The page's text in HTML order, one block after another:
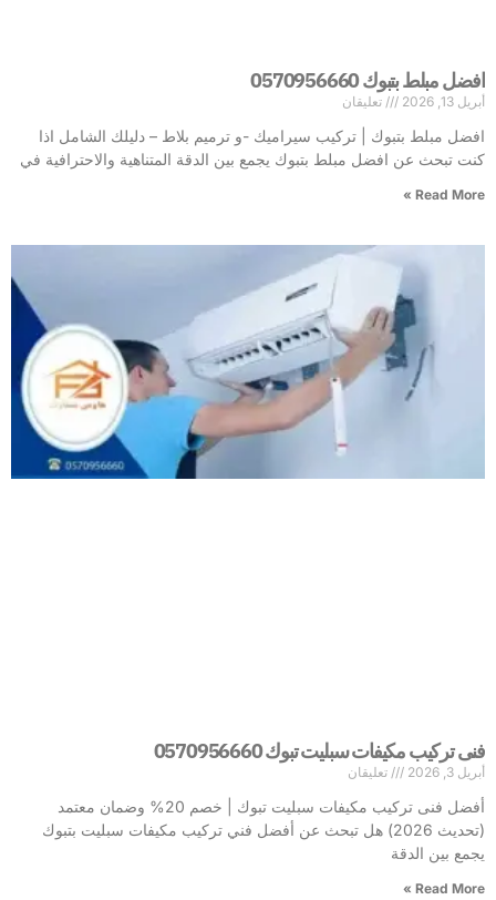
افضل مبلط بتبوك 0570956660
أبريل 13, 2026 تعليقان
افضل مبلط بتبوك | تركيب سيراميك -و ترميم بلاط – دليلك الشامل اذا
كنت تبحث عن افضل مبلط بتبوك يجمع بين الدقة المتناهية والاحترافية في
Read More »
فنى تركيب مكيفات سبليت تبوك 0570956660
أبريل 3, 2026 تعليقان
أفضل فنى تركيب مكيفات سبليت تبوك | خصم 20% وضمان معتمد
(تحديث 2026) هل تبحث عن أفضل فني تركيب مكيفات سبليت بتبوك
يجمع بين الدقة
Read More »